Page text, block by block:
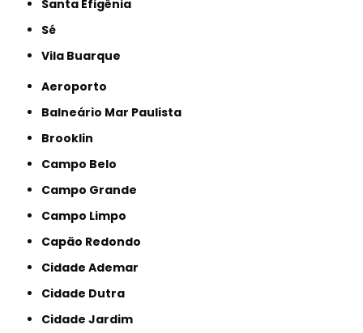
Santa Efigênia
Sé
Vila Buarque
Aeroporto
Balneário Mar Paulista
Brooklin
Campo Belo
Campo Grande
Campo Limpo
Capão Redondo
Cidade Ademar
Cidade Dutra
Cidade Jardim